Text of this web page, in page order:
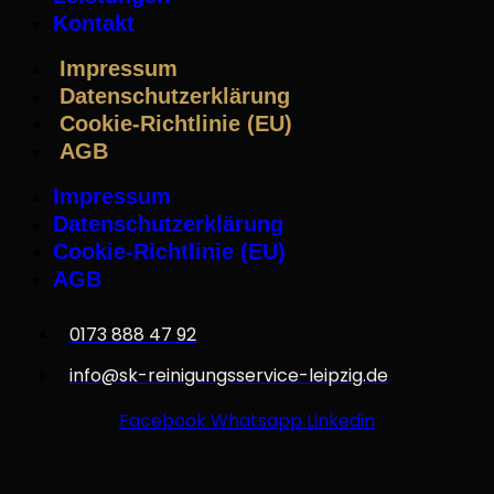
Kontakt
Impressum
Datenschutzerklärung
Cookie-Richtlinie (EU)
AGB
Impressum
Datenschutzerklärung
Cookie-Richtlinie (EU)
AGB
0173 888 47 92
info@sk-reinigungsservice-leipzig.de
FacebookWhatsapp Linkedin